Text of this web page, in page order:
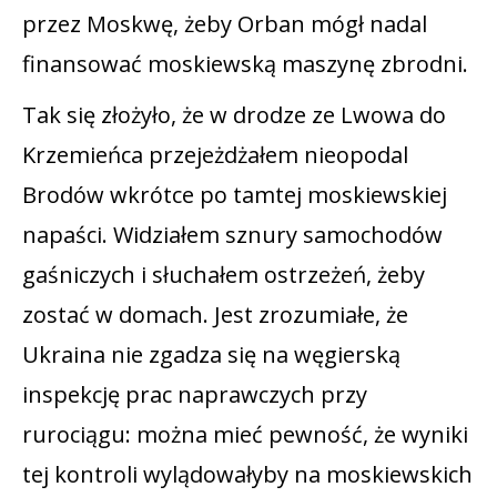
przez Moskwę, żeby Orban mógł nadal
finansować moskiewską maszynę zbrodni.
Tak się złożyło, że w drodze ze Lwowa do
Krzemieńca przejeżdżałem nieopodal
Brodów wkrótce po tamtej moskiewskiej
napaści. Widziałem sznury samochodów
gaśniczych i słuchałem ostrzeżeń, żeby
zostać w domach. Jest zrozumiałe, że
Ukraina nie zgadza się na węgierską
inspekcję prac naprawczych przy
rurociągu: można mieć pewność, że wyniki
tej kontroli wylądowałyby na moskiewskich